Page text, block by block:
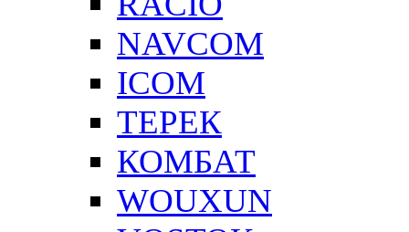
NAVCOM
ICOM
ТЕРЕК
КОМБАТ
WOUXUN